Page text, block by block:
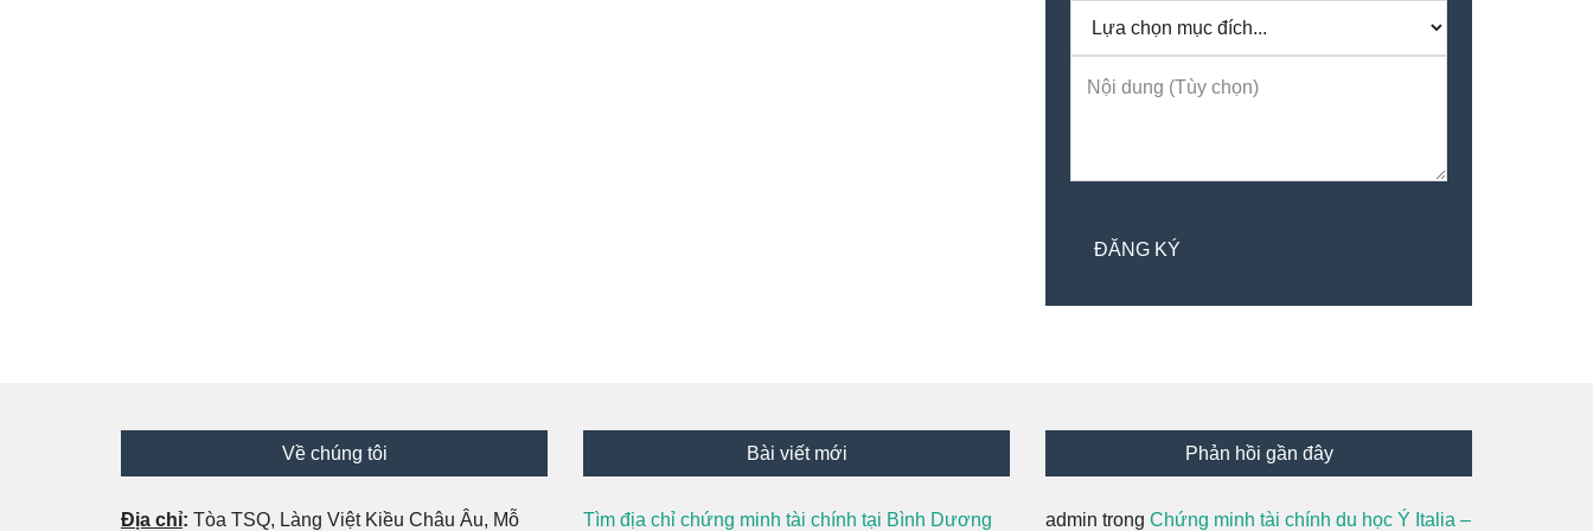
Về chúng tôi
Địa chỉ: Tòa TSQ, Làng Việt Kiều Châu Âu, Mỗ
Bài viết mới
Tìm địa chỉ chứng minh tài chính tại Bình Dương
Phản hồi gần đây
admin trong Chứng minh tài chính du học Ý Italia –